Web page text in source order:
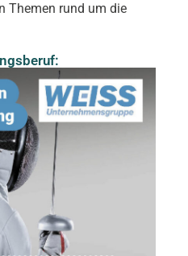
Themen rund um die